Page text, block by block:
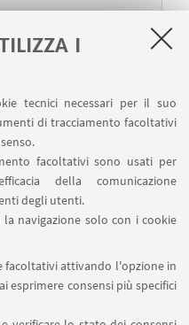
I
tecnici necessari per il suo
di tracciamento facoltativi
facoltativi sono usati per
della comunicazione
degli utenti.
navigazione solo con i cookie
facoltativi attivando l'opzione in
esprimere consensi più specifici
essere effettuata
29 novembre
StudentiOnline
2019
e la password
online